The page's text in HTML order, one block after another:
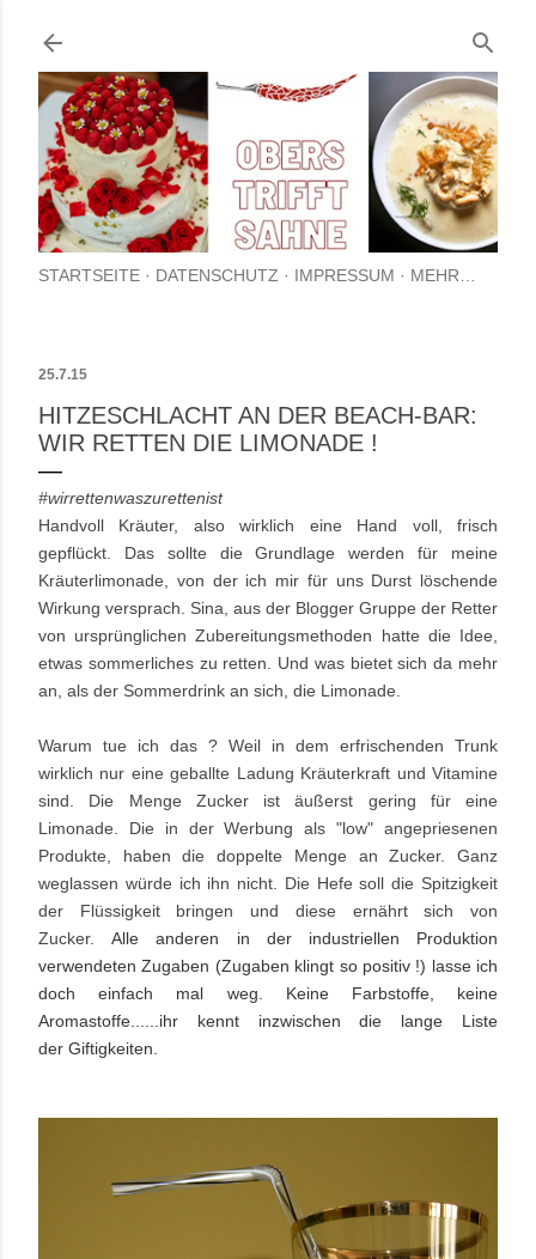
STARTSEITE DATENSCHUTZ IMPRESSUM MEHR…
25.7.15
HITZESCHLACHT AN DER BEACH-BAR:
WIR RETTEN DIE LIMONADE !
#wirrettenwaszurettenist
Handvoll Kräuter, also wirklich eine Hand voll, frisch
gepflückt. Das sollte die Grundlage werden für meine
Kräuterlimonade, von der ich mir für uns Durst löschende
Wirkung versprach. Sina, aus der Blogger Gruppe der Retter
von ursprünglichen Zubereitungsmethoden hatte die Idee,
etwas sommerliches zu retten. Und was bietet sich da mehr
an, als der Sommerdrink an sich, die Limonade.
Warum tue ich das ? Weil in dem erfrischenden Trunk
wirklich nur eine geballte Ladung Kräuterkraft und Vitamine
sind. Die Menge Zucker ist äußerst gering für eine
Limonade. Die in der Werbung als "low" angepriesenen
Produkte, haben die doppelte Menge an Zucker. Ganz
weglassen würde ich ihn nicht. Die Hefe soll die Spitzigkeit
der Flüssigkeit bringen und diese ernährt sich von
Zucker.
Alle anderen in der industriellen Produktion
verwendeten Zugaben (Zugaben klingt so positiv !) lasse ich
doch einfach mal weg. Keine Farbstoffe, keine
Aromastoffe......ihr kennt inzwischen die lange Liste
der Giftigkeiten.